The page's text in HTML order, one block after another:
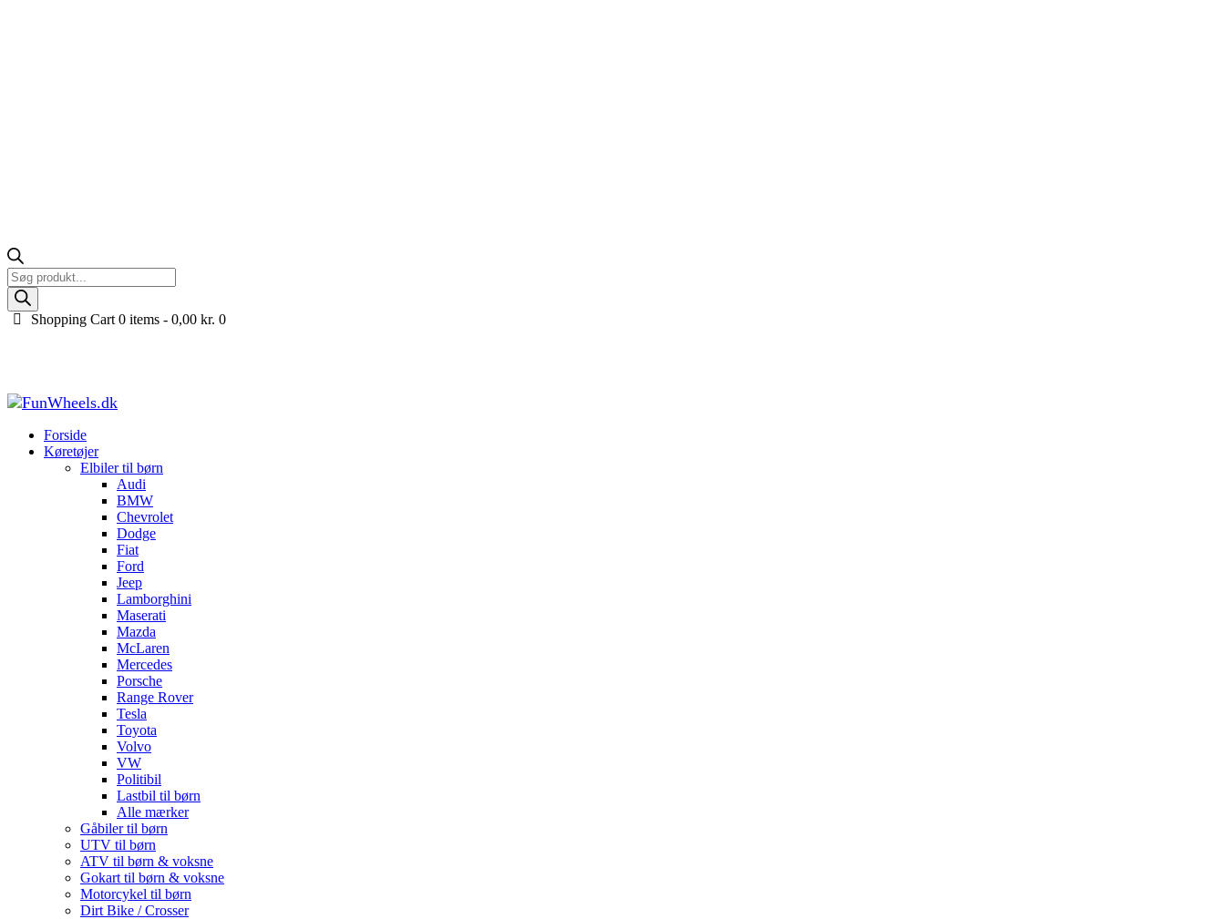
Products
search
Shopping Cart 0 items -0,00kr. 0
Forside
Køretøjer
Elbiler til børn
Audi
BMW
Chevrolet
Dodge
Fiat
Ford
Jeep
Lamborghini
Maserati
Mazda
McLaren
Mercedes
Porsche
Range Rover
Tesla
Toyota
Volvo
VW
Politibil
Lastbil til børn
Alle mærker
Gåbiler til børn
UTV til børn
ATV til børn & voksne
Gokart til børn & voksne
Motorcykel til børn
Dirt Bike / Crosser